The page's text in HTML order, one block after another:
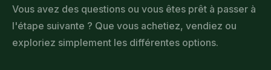
partir des prix de l'énergie de l'année 2023 :
1110€ ~ 1540€
Vous avez des questions ou vous êtes prêt à passer à
l'étape suivante ? Que vous achetiez, vendiez ou
exploriez simplement les différentes options.